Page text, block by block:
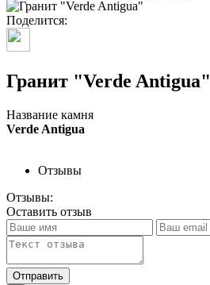
Поделится:
Гранит "Verde Antigua"
Название камня
Verde Antigua
Отзывы
Отзывы:
Оставить отзыв